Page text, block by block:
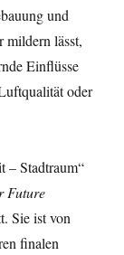
und
mildern lässt,
Einflüsse
oder
– Stadtraum“
Future
Sie ist von
finalen